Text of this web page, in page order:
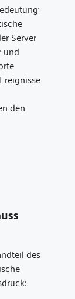
Server
und
den
des